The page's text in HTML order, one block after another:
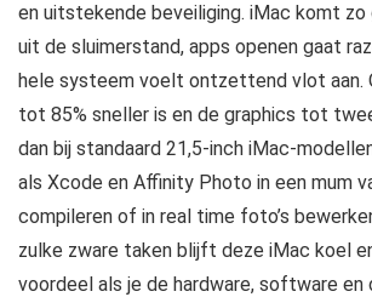
en uitstekende beveiliging. iMac komt
uit de sluimerstand, apps openen gaat
hele systeem voelt ontzettend vlot aan.
tot 85% sneller is en de graphics tot
dan bij standaard 21,5-inch iMac-
als Xcode en Affinity Photo in een mum
compileren of in real time foto’s
zulke zware taken blijft deze iMac koel
voordeel als je de hardware, software en